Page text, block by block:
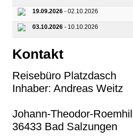
19.09.2026 - 02.10.2026
03.10.2026 - 10.10.2026
Kontakt
Reisebüro Platzdasch
Inhaber: Andreas Weitz
Johann-Theodor-
36433 Bad Salzungen